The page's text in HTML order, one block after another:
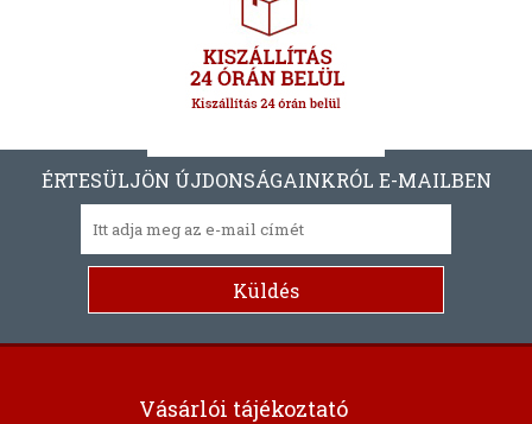
ÉRTESÜLJÖN ÚJDONSÁGAINKRÓL E-MAILBEN
Vásárlói tájékoztató